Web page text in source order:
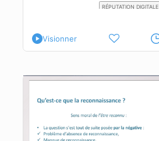
RÉPUTATION DIGITALE
Visionner